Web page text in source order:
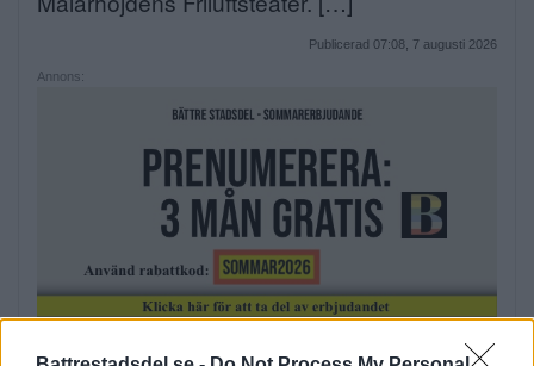
Publicerad 07:08, 7 augusti 2026
Annons: